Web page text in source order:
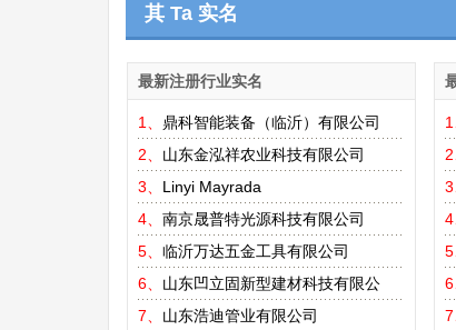
其 Ta 实名
最新注册行业实名
1、 鼎科智能装备（临沂）有限公司
2、 山东金泓祥农业科技有限公司
3、 Linyi Mayrada
4、 南京晟普特光源科技有限公司
5、 临沂万达五金工具有限公司
6、 山东凹立固新型建材科技有限公
7、 山东浩迪管业有限公司
1
2
3
4
5
6
7